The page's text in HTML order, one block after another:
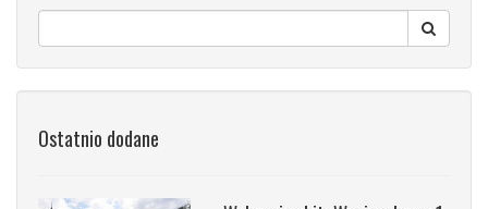
Ostatnio dodane